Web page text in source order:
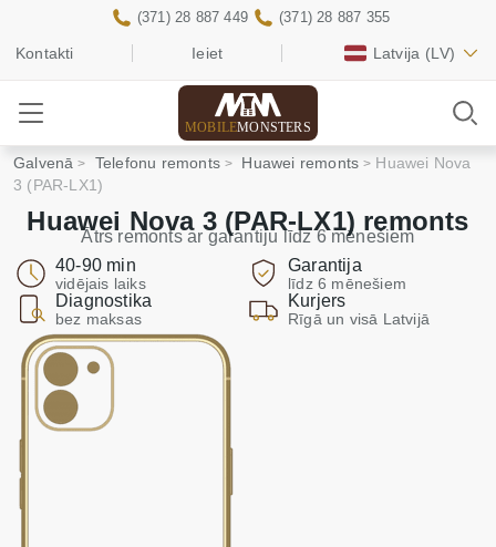
Kontakti Ieiet Latvija (LV)
(371) 28 887 449 (371) 28 887 355
MOBILEMONSTERS
Galvenā Telefonu remonts Huawei remonts
Huawei Nova
3 (PAR-LX1)
Huawei Nova 3 (PAR-LX1) remonts
Ātrs remonts ar garantiju līdz 6 mēnešiem
40-90 min
vidējais laiks
Garantija
līdz 6 mēnešiem
Diagnostika
bez maksas
Kurjers
Rīgā un visā Latvijā